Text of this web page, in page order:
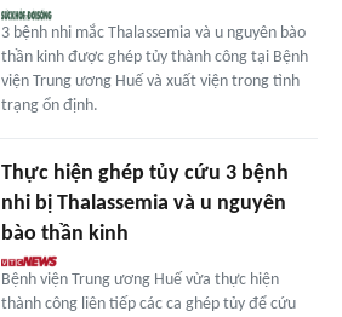
3 bệnh nhi mắc Thalassemia và u nguyên bào
thần kinh được ghép tủy thành công tại Bệnh
viện Trung ương Huế và xuất viện trong tình
trạng ổn định.
Thực hiện ghép tủy cứu 3 bệnh
nhi bị Thalassemia và u nguyên
bào thần kinh
Bệnh viện Trung ương Huế vừa thực hiện
thành công liên tiếp các ca ghép tủy để cứu